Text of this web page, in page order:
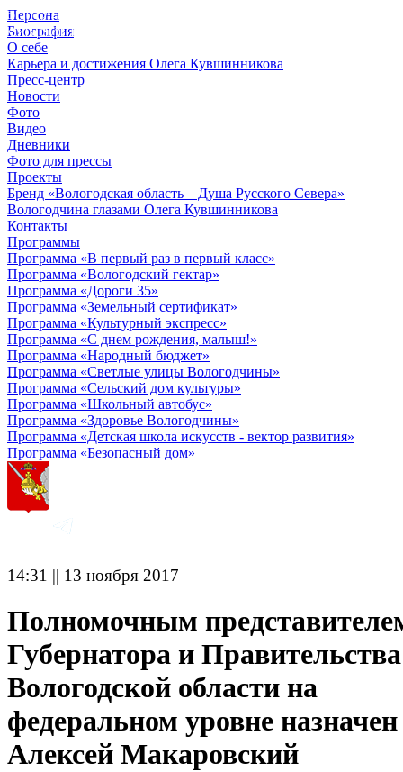
Персона
Биография
О себе
Карьера и достижения Олега Кувшинникова
Пресс-центр
Новости
Фото
Видео
Дневники
Фото для прессы
Проекты
Бренд «Вологодская область – Душа Русского Севера»
Вологодчина глазами Олега Кувшинникова
Контакты
Программы
Программа «В первый раз в первый класс»
Программа «Вологодский гектар»
Программа «Дороги 35»
Программа «Земельный сертификат»
Программа «Культурный экспресс»
Программа «С днем рождения, малыш!»
Программа «Народный бюджет»
Программа «Светлые улицы Вологодчины»
Программа «Сельский дом культуры»
Программа «Школьный автобус»
Программа «Здоровье Вологодчины»
Программа «Детская школа искусств - вектор развития»
Программа «Безопасный дом»
14:31 || 13 ноября 2017
Полномочным
Губернатора и Правительства
Вологодской области на
федеральном уровне назначен
Алексей Макаровский
© 2012 - 2023,
КУВШИННИКОВ О.А.